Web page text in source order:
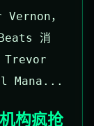
Vernon，
消
Trevor
Mana...
构疯抢